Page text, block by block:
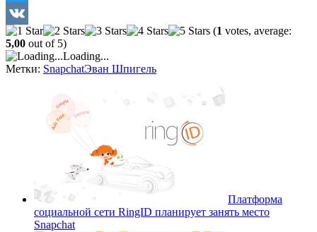
Twitter
VK
(1 votes, average:
5,00 out of 5)
Loading...
Метки: SnapchatЭван Шпигель
Платформа
социальной сети RingID планирует занять место
Snapchat